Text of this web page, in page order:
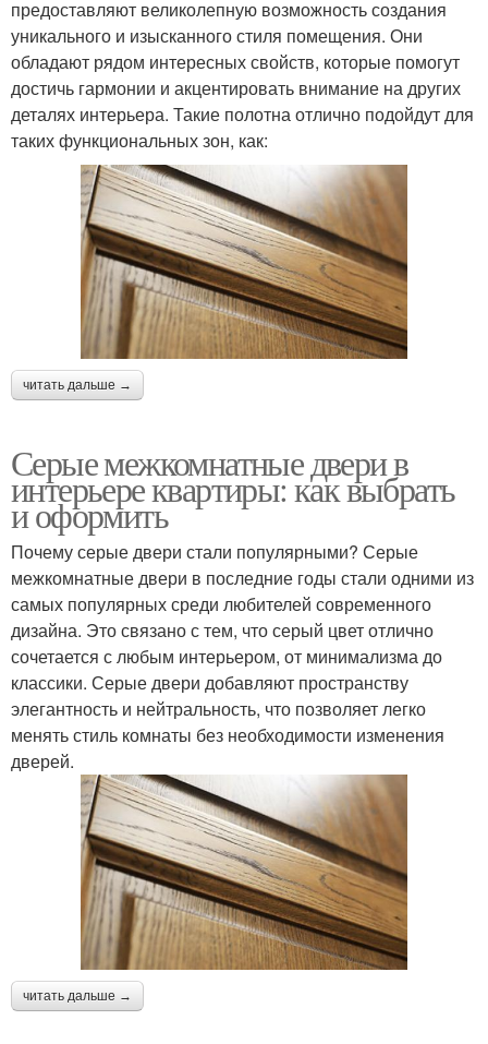
предоставляют великолепную возможность создания
уникального и изысканного стиля помещения. Они
обладают рядом интересных свойств, которые помогут
достичь гармонии и акцентировать внимание на других
деталях интерьера. Такие полотна отлично подойдут для
таких функциональных зон, как:
читать дальше →
Серые межкомнатные двери в
интерьере квартиры: как выбрать
и оформить
Почему серые двери стали популярными? Серые
межкомнатные двери в последние годы стали одними из
самых популярных среди любителей современного
дизайна. Это связано с тем, что серый цвет отлично
сочетается с любым интерьером, от минимализма до
классики. Серые двери добавляют пространству
элегантность и нейтральность, что позволяет легко
менять стиль комнаты без необходимости изменения
дверей.
читать дальше →